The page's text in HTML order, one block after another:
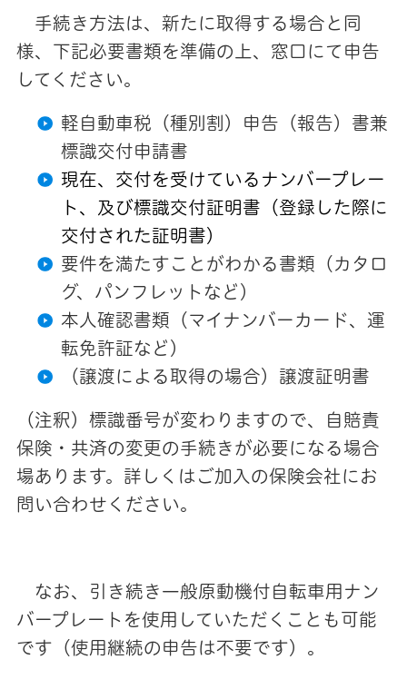
手続き方法は、新たに取得する場合と同
様、下記必要書類を準備の上、窓口にて申告
してください。
軽自動車税（種別割）申告（報告）書兼
標識交付申請書
現在、交付を受けているナンバープレー
ト、及び標識交付証明書（登録した際に
交付された証明書）
要件を満たすことがわかる書類（カタロ
グ、パンフレットなど）
本人確認書類（マイナンバーカード、運
転免許証など）
（譲渡による取得の場合）譲渡証明書
（注釈）標識番号が変わりますので、自賠責
保険・共済の変更の手続きが必要になる場合
場あります。詳しくはご加入の保険会社にお
問い合わせください。
なお、引き続き一般原動機付自転車用ナン
バープレートを使用していただくことも可能
です（使用継続の申告は不要です）。